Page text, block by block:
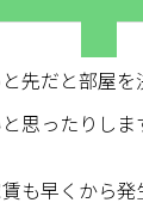
先だと部屋
思ったりしま
も早くから